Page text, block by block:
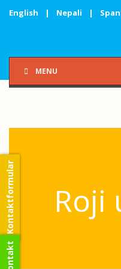
English | Nepali |
MENU
Roji
Kontaktformular